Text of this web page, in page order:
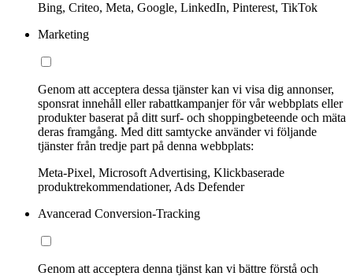
Bing, Criteo, Meta, Google, LinkedIn, Pinterest, TikTok
Marketing
Genom att acceptera dessa tjänster kan vi visa dig annonser,
sponsrat innehåll eller rabattkampanjer för vår webbplats eller
produkter baserat på ditt surf- och shoppingbeteende och mäta
deras framgång. Med ditt samtycke använder vi följande
tjänster från tredje part på denna webbplats:
Meta-Pixel, Microsoft Advertising, Klickbaserade
produktrekommendationer, Ads Defender
Avancerad Conversion-Tracking
Genom att acceptera denna tjänst kan vi bättre förstå och